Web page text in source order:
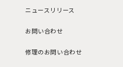
ニュースリリース
お問い合わせ
修理のお問い合わせ